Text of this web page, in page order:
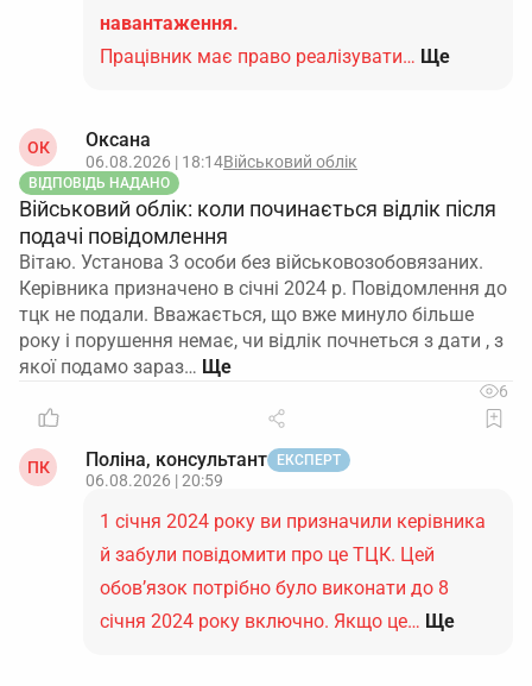
навантаження.
Працівник має право реалізувати… Ще
ОК Оксана
06.08.2026 | 18:14Військовий облік
ВІДПОВІДЬ НАДАНО
Військовий облік: коли починається відлік після
подачі повідомлення
Вітаю. Установа 3 особи без військовозобовязаних.
Керівника призначено в січні 2024 р. Повідомлення до
тцк не подали. Вважається, що вже минуло більше
року і порушення немає, чи відлік почнеться з дати , з
якої подамо зараз…
6
ПК Поліна, консультант ЕКСПЕРТ
06.08.2026 | 20:59
1 січня 2024 року ви призначили керівника
й забули повідомити про це ТЦК. Цей
обов’язок потрібно було виконати до 8
січня 2024 року включно. Якщо це… Ще